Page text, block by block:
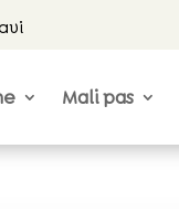
Mali pas